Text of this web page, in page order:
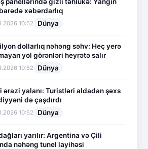
xəbərdarlıq
10:52 Dünya
dollarlıq nəhəng səhv: Heç yerə
yol görənləri heyrətə salır
10:52 Dünya
ərazi yalanı: Turistləri aldadan şəxs
də çaşdırdı
10:52 Dünya
yarılır: Argentina və Çili
nəhəng tunel layihəsi